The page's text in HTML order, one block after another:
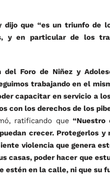
dijo que “es un triunfo de
y en particular de los
del Foro de Niñez y
trabajando en el
capacitar en servicio a
con los derechos de los
ratificando que“Nuestro
crecer. Protegerlos
violencia que genera
casas, poder hacer que
estén en la calle, ni que su